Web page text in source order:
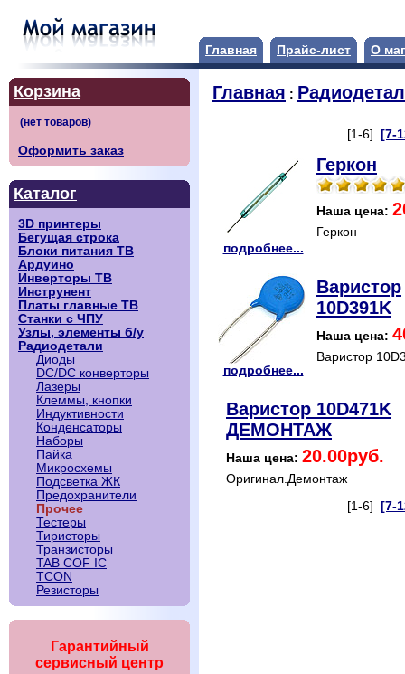
Главная Прайс-лист О
Корзина
Оформить заказ
Каталог
3D принтеры
Бегущая строка
Блоки питания ТВ
Ардуино
Инверторы ТВ
Инструнент
Платы главные ТВ
Станки с ЧПУ
Узлы, элементы б/у
Радиодетали
Диоды
DC/DC конверторы
Лазеры
Клеммы, кнопки
Индуктивности
Конденсаторы
Наборы
Пайка
Микросхемы
Подсветка ЖК
Предохранители
Прочее
Тестеры
Тиристоры
Транзисторы
TAB COF IC
TCON
Резисторы
Гарантийный
сервисный центр
Главная :
[1-6] [7-
подробнее...
Геркон
Наша цена:
Геркон
подробнее...
Варистор
10D391K
Наша цена:
Варистор
Варистор 10D471K
ДЕМОНТАЖ
Наша цена: 20.00руб.
Оригинал.Демонтаж
[1-6] [7-